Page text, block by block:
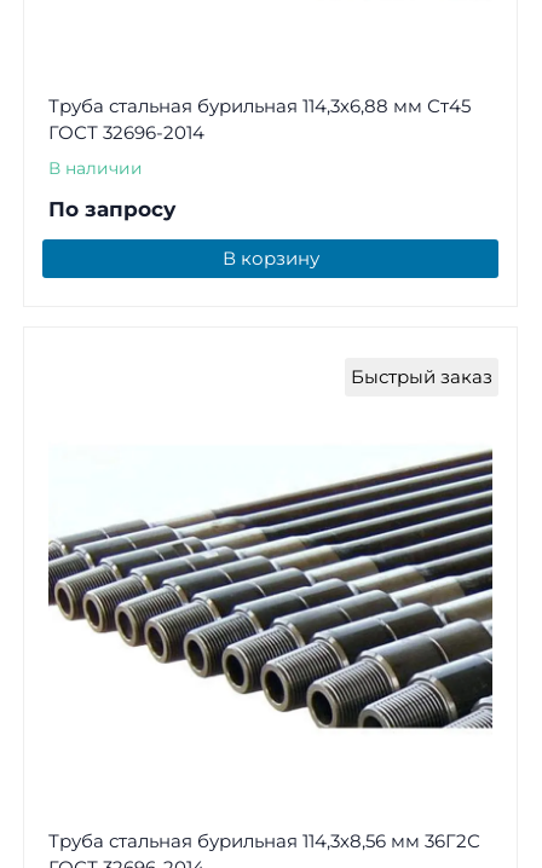
Труба стальная бурильная 114,3х6,88 мм Ст45
ГОСТ 32696-2014
В наличии
По запросу
В корзину
Быстрый заказ
Труба стальная бурильная 114,3х8,56 мм 36Г2С